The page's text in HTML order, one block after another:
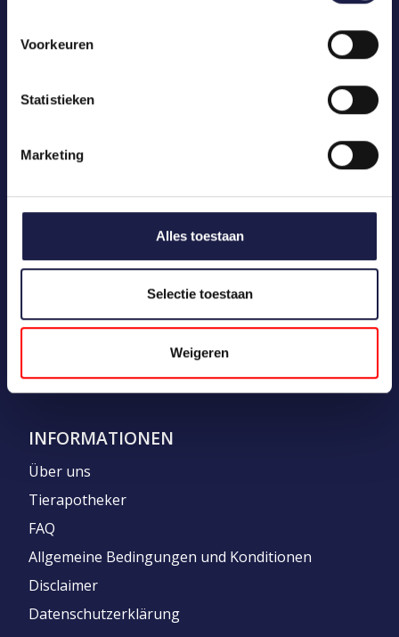
Voorkeuren
Statistieken
Marketing
Alles toestaan
Selectie toestaan
Weigeren
Ihr Tier
Marken
MEIN KONTO
Kundenkonto anlegen
Meine Bestellungen
Meine Nachrichten (Tickets)
Mein Wunschzettel
INFORMATIONEN
Über uns
Tierapotheker
FAQ
Allgemeine Bedingungen und Konditionen
Disclaimer
Datenschutzerklärung